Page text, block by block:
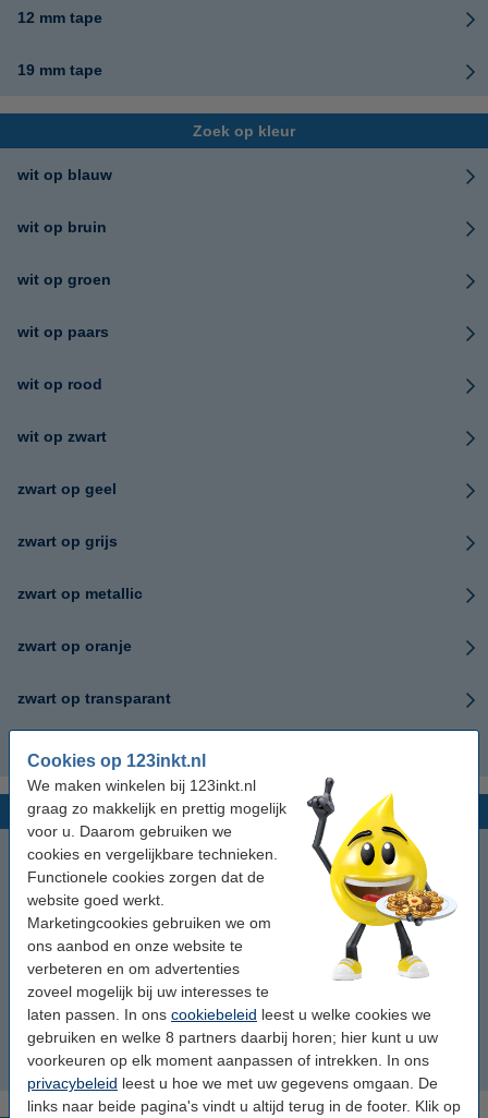
Cookies op 123inkt.nl
We maken winkelen bij 123inkt.nl
graag zo makkelijk en prettig mogelijk
voor u. Daarom gebruiken we
cookies en vergelijkbare technieken.
Functionele cookies zorgen dat de
website goed werkt.
Marketingcookies gebruiken we om
ons aanbod en onze website te
verbeteren en om advertenties
zoveel mogelijk bij uw interesses te
laten passen. In ons cookiebeleid leest u welke cookies we
gebruiken en welke 8 partners daarbij horen; hier kunt u uw
voorkeuren op elk moment aanpassen of intrekken. In ons
privacybeleid leest u hoe we met uw gegevens omgaan. De
links naar beide pagina's vindt u altijd terug in de footer. Klik op
12 mm tape
19 mm tape
Zoek op kleur
wit op blauw
wit op bruin
wit op groen
wit op paars
wit op rood
wit op zwart
zwart op geel
zwart op grijs
zwart op metallic
zwart op oranje
zwart op transparant
zwart op wit
Zoek op soort
flexibel nylon
krimpkousen
niet-klevend
permanent polyester
vinyl